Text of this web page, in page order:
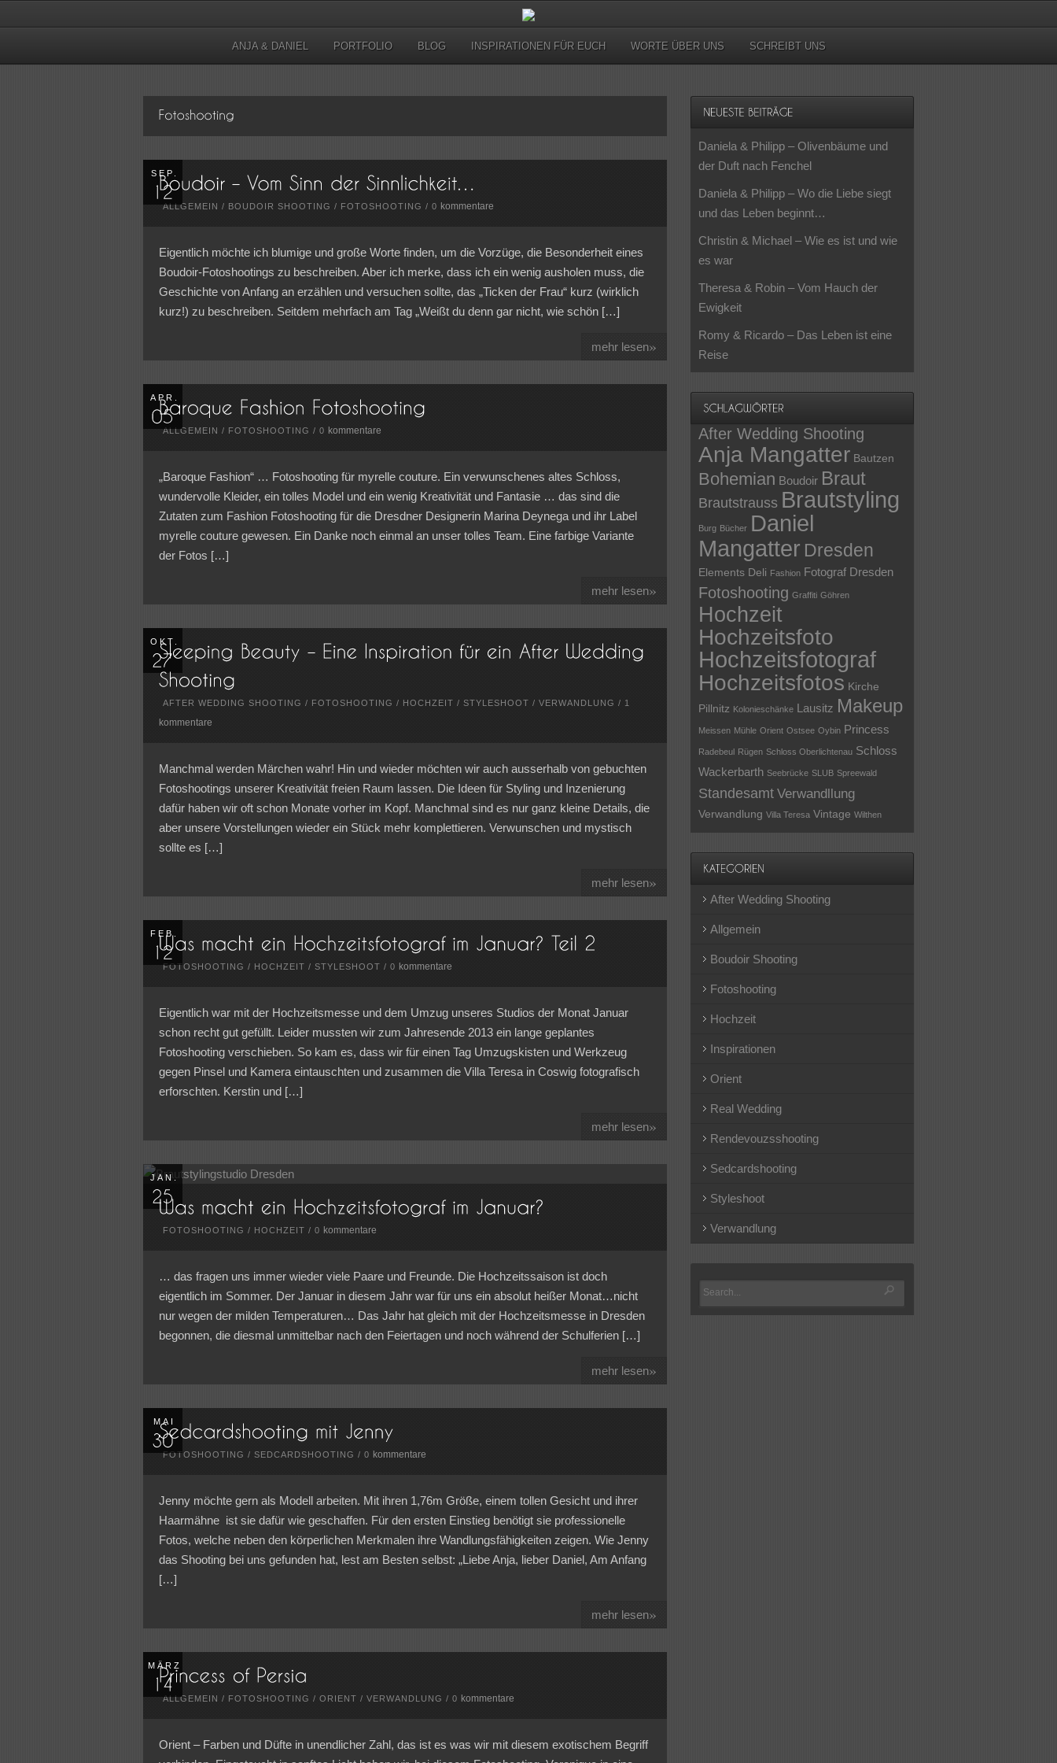
ANJA & DANIEL PORTFOLIO BLOG INSPIRATIONEN FÜR EUCH WORTE ÜBER UNS SCHREIBT UNS
SEP.
ALLGEMEIN / BOUDOIR SHOOTING / FOTOSHOOTING / 0 kommentare
Eigentlich möchte ich blumige und große Worte finden, um die Vorzüge, die Besonderheit eines
Boudoir-Fotoshootings zu beschreiben. Aber ich merke, dass ich ein wenig ausholen muss, die
Geschichte von Anfang an erzählen und versuchen sollte, das „Ticken der Frau“ kurz (wirklich
kurz!) zu beschreiben. Seitdem mehrfach am Tag „Weißt du denn gar nicht, wie schön […]
mehr lesen»
APR.
ALLGEMEIN / FOTOSHOOTING / 0 kommentare
„Baroque Fashion“ … Fotoshooting für myrelle couture. Ein verwunschenes altes Schloss,
wundervolle Kleider, ein tolles Model und ein wenig Kreativität und Fantasie … das sind die
Zutaten zum Fashion Fotoshooting für die Dresdner Designerin Marina Deynega und ihr Label
myrelle couture gewesen. Ein Danke noch einmal an unser tolles Team. Eine farbige Variante
der Fotos […]
mehr lesen»
OKT.
AFTER WEDDING SHOOTING / FOTOSHOOTING / HOCHZEIT / STYLESHOOT / VERWANDLUNG / 1
kommentare
Manchmal werden Märchen wahr! Hin und wieder möchten wir auch ausserhalb von gebuchten
Fotoshootings unserer Kreativität freien Raum lassen. Die Ideen für Styling und Inzenierung
dafür haben wir oft schon Monate vorher im Kopf. Manchmal sind es nur ganz kleine Details, die
aber unsere Vorstellungen wieder ein Stück mehr komplettieren. Verwunschen und mystisch
sollte es […]
mehr lesen»
FEB.
FOTOSHOOTING / HOCHZEIT / STYLESHOOT / 0 kommentare
Eigentlich war mit der Hochzeitsmesse und dem Umzug unseres Studios der Monat Januar
schon recht gut gefüllt. Leider mussten wir zum Jahresende 2013 ein lange geplantes
Fotoshooting verschieben. So kam es, dass wir für einen Tag Umzugskisten und Werkzeug
gegen Pinsel und Kamera eintauschten und zusammen die Villa Teresa in Coswig fotografisch
erforschten. Kerstin und […]
mehr lesen»
JAN.
FOTOSHOOTING / HOCHZEIT / 0 kommentare
… das fragen uns immer wieder viele Paare und Freunde. Die Hochzeitssaison ist doch
eigentlich im Sommer. Der Januar in diesem Jahr war für uns ein absolut heißer Monat…nicht
nur wegen der milden Temperaturen… Das Jahr hat gleich mit der Hochzeitsmesse in Dresden
begonnen, die diesmal unmittelbar nach den Feiertagen und noch während der Schulferien […]
mehr lesen»
MAI
FOTOSHOOTING / SEDCARDSHOOTING / 0 kommentare
Jenny möchte gern als Modell arbeiten. Mit ihren 1,76m Größe, einem tollen Gesicht und ihrer
Haarmähne ist sie dafür wie geschaffen. Für den ersten Einstieg benötigt sie professionelle
Fotos, welche neben den körperlichen Merkmalen ihre Wandlungsfähigkeiten zeigen. Wie Jenny
das Shooting bei uns gefunden hat, lest am Besten selbst: „Liebe Anja, lieber Daniel, Am Anfang
[…]
mehr lesen»
MÄRZ
ALLGEMEIN / FOTOSHOOTING / ORIENT / VERWANDLUNG / 0 kommentare
Orient – Farben und Düfte in unendlicher Zahl, das ist es was wir mit diesem exotischem Begriff
Daniela & Philipp – Olivenbäume und
der Duft nach Fenchel
Daniela & Philipp – Wo die Liebe siegt
und das Leben beginnt…
Christin & Michael – Wie es ist und wie
es war
Theresa & Robin – Vom Hauch der
Ewigkeit
Romy & Ricardo – Das Leben ist eine
Reise
After Wedding Shooting
Anja Mangatter Bautzen
Bohemian Boudoir Braut
Brautstrauss Brautstyling
Burg Bücher Daniel
Mangatter Dresden
Elements Deli Fashion Fotograf Dresden
Fotoshooting Graffiti Göhren
Hochzeit
Hochzeitsfoto
Hochzeitsfotograf
Hochzeitsfotos Kirche
Pillnitz Kolonieschänke Lausitz Makeup
Meissen Mühle Orient Ostsee Oybin Princess
Radebeul Rügen Schloss Oberlichtenau Schloss
Wackerbarth Seebrücke SLUB Spreewald
Standesamt Verwandllung
Verwandlung Villa Teresa Vintage Wilthen
After Wedding Shooting
Allgemein
Boudoir Shooting
Fotoshooting
Hochzeit
Inspirationen
Orient
Real Wedding
Rendevouzsshooting
Sedcardshooting
Styleshoot
Verwandlung